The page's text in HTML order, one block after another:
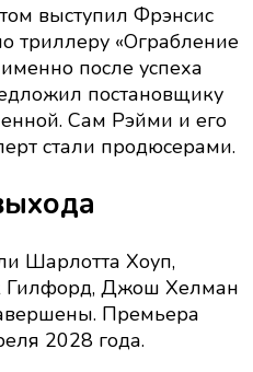
выступил Фрэнсис
триллеру «Ограбление
после успеха
постановщику
Сам Рэйми и его
стали продюсерами.
Шарлотта Хоуп,
Гилфорд, Джош Хелман
Премьера
2028 года.